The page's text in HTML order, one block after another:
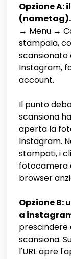
Opzione A:
(nametag).
→ Menu →
stampala,
Instagram,
account.
Il punto
scansiona
aperta la
Instagram.
stampati, i
fotocamera
browser
Opzione B:
a
scansiona.
l'URL apre